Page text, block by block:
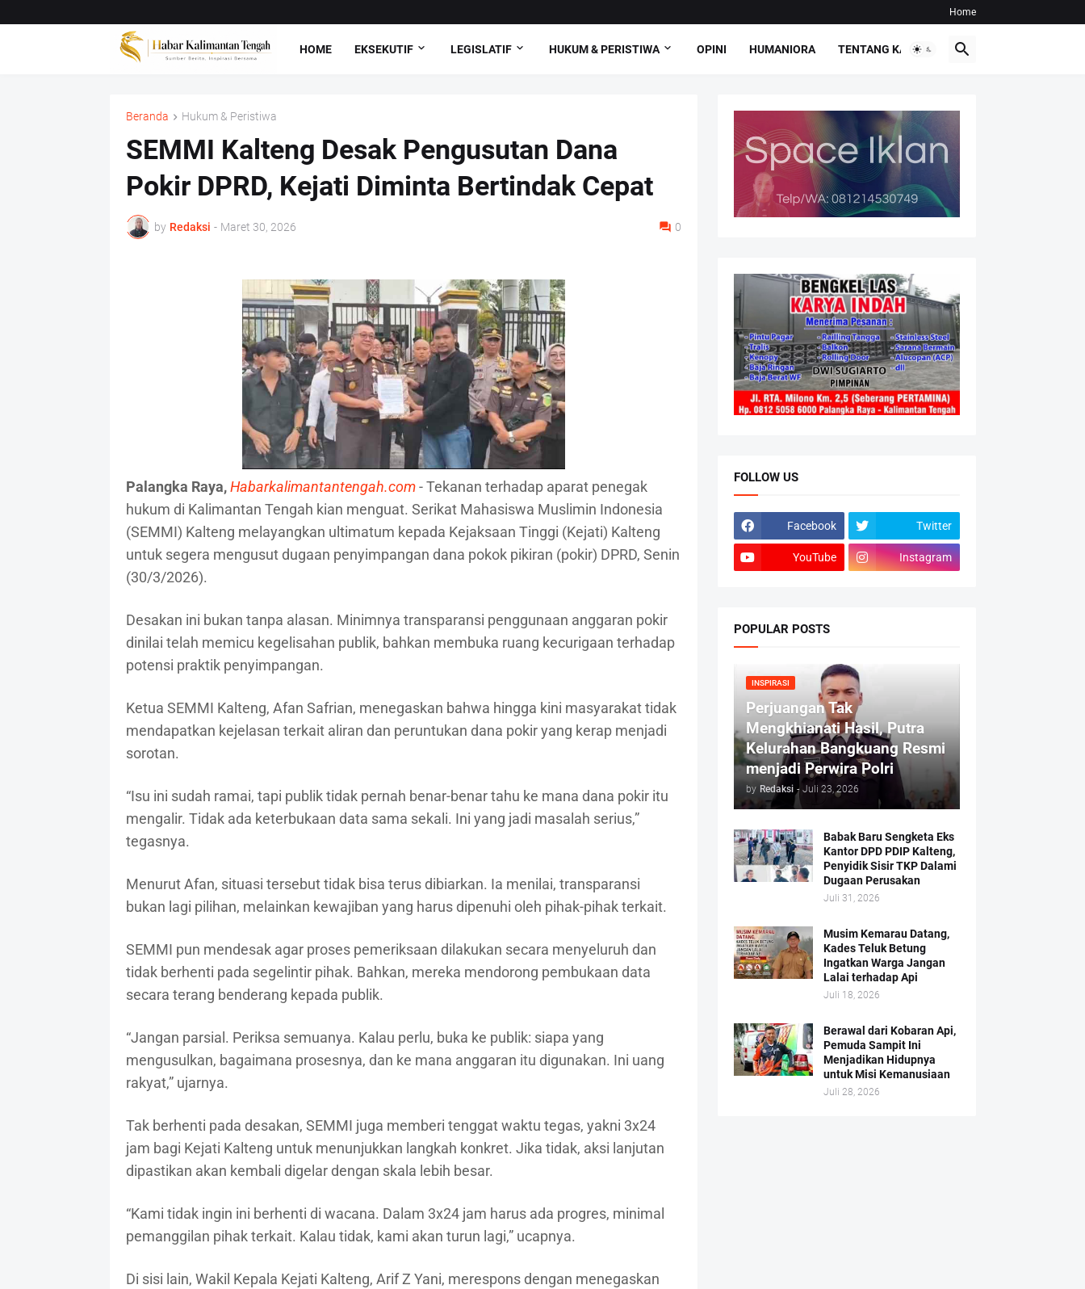
Home
HOME EKSEKUTIF LEGISLATIF HUKUM & PERISTIWA OPINI HUMANIORA TENTANG KAMI
Beranda Hukum & Peristiwa
SEMMI Kalteng Desak Pengusutan Dana
Pokir DPRD, Kejati Diminta Bertindak Cepat
by Redaksi - Maret 30, 2026 0
Palangka Raya, Habarkalimantantengah.com- Tekanan terhadap aparat penegak
hukum di Kalimantan Tengah kian menguat. Serikat Mahasiswa Muslimin Indonesia
(SEMMI) Kalteng melayangkan ultimatum kepada Kejaksaan Tinggi (Kejati) Kalteng
untuk segera mengusut dugaan penyimpangan dana pokok pikiran (pokir) DPRD, Senin
(30/3/2026).
Desakan ini bukan tanpa alasan. Minimnya transparansi penggunaan anggaran pokir
dinilai telah memicu kegelisahan publik, bahkan membuka ruang kecurigaan terhadap
potensi praktik penyimpangan.
Ketua SEMMI Kalteng, Afan Safrian, menegaskan bahwa hingga kini masyarakat tidak
mendapatkan kejelasan terkait aliran dan peruntukan dana pokir yang kerap menjadi
sorotan.
“Isu ini sudah ramai, tapi publik tidak pernah benar-benar tahu ke mana dana pokir itu
mengalir. Tidak ada keterbukaan data sama sekali. Ini yang jadi masalah serius,”
tegasnya.
Menurut Afan, situasi tersebut tidak bisa terus dibiarkan. Ia menilai, transparansi
bukan lagi pilihan, melainkan kewajiban yang harus dipenuhi oleh pihak-pihak terkait.
SEMMI pun mendesak agar proses pemeriksaan dilakukan secara menyeluruh dan
tidak berhenti pada segelintir pihak. Bahkan, mereka mendorong pembukaan data
secara terang benderang kepada publik.
“Jangan parsial. Periksa semuanya. Kalau perlu, buka ke publik: siapa yang
mengusulkan, bagaimana prosesnya, dan ke mana anggaran itu digunakan. Ini uang
rakyat,” ujarnya.
Tak berhenti pada desakan, SEMMI juga memberi tenggat waktu tegas, yakni 3x24
jam bagi Kejati Kalteng untuk menunjukkan langkah konkret. Jika tidak, aksi lanjutan
dipastikan akan kembali digelar dengan skala lebih besar.
“Kami tidak ingin ini berhenti di wacana. Dalam 3x24 jam harus ada progres, minimal
pemanggilan pihak terkait. Kalau tidak, kami akan turun lagi,” ucapnya.
Di sisi lain, Wakil Kepala Kejati Kalteng, Arif Z Yani, merespons dengan menegaskan
FOLLOW US
Facebook Twitter
YouTube Instagram
POPULAR POSTS
INSPIRASI
Perjuangan Tak
Mengkhianati Hasil, Putra
Kelurahan Bangkuang Resmi
menjadi Perwira Polri
by Redaksi - Juli 23, 2026
Babak Baru Sengketa Eks
Kantor DPD PDIP Kalteng,
Penyidik Sisir TKP Dalami
Dugaan Perusakan
Juli 31, 2026
Musim Kemarau Datang,
Kades Teluk Betung
Ingatkan Warga Jangan
Lalai terhadap Api
Juli 18, 2026
Berawal dari Kobaran Api,
Pemuda Sampit Ini
Menjadikan Hidupnya
untuk Misi Kemanusiaan
Juli 28, 2026